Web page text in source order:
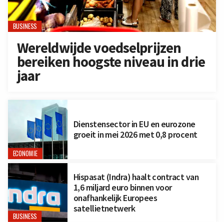
BUSINESS
Wereldwijde voedselprijzen
bereiken hoogste niveau in drie
jaar
ECONOMIE
Dienstensector in EU en eurozone
groeit in mei 2026 met 0,8 procent
BUSINESS
Hispasat (Indra) haalt contract van
1,6 miljard euro binnen voor
onafhankelijk Europees
satellietnetwerk